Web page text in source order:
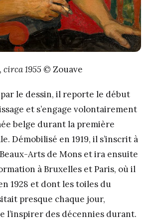
1955 © Zouave
le dessin, il reporte le début
et s’engage volontairement
belge durant la première
Démobilisé en 1919, il s’inscrit à
Beaux-Arts de Mons et ira ensuite
à Bruxelles et Paris, où il
1928 et dont les toiles du
presque chaque jour,
l’inspirer des décennies durant.